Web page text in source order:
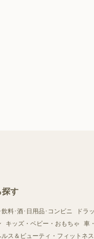
探す
料･酒･日用品･コンビニ ドラ
キッズ・ベビー・おもちゃ 車
ルス＆ビューティ・フィットネス